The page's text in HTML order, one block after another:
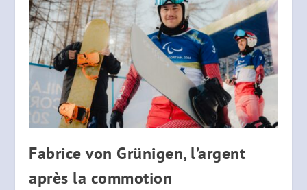
Fabrice von Grünigen, l’argent
après la commotion